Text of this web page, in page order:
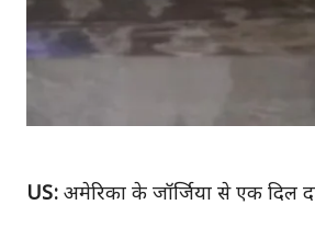
US: अमेरिका के जॉर्जिया से एक दिल